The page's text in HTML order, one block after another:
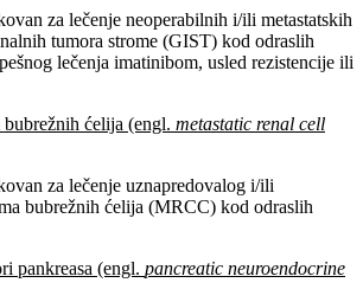
za lečenje neoperabilnih i/ili metastatskih
tumora strome (GIST) kod odraslih
lečenja imatinibom, usled rezistencije ili
ćelija (engl. metastatic renal cell
za lečenje uznapredovalog i/ili
bubrežnih ćelija (MRCC) kod odraslih
pankreasa (engl. pancreatic neuroendocrine